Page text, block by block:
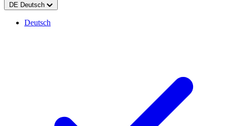
Sprache
DE Deutsch
Deutsch